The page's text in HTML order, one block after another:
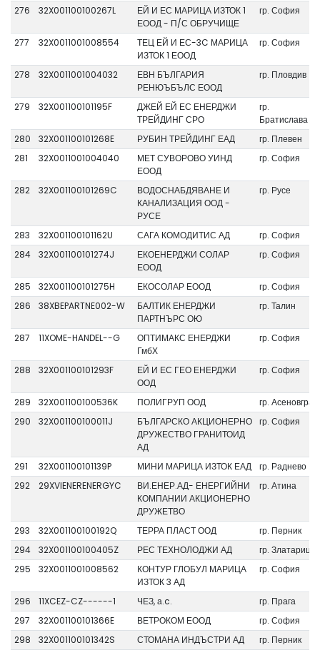
276 32X001100100267L
ЕЙ И ЕС МАРИЦА ИЗТОК 1
ЕООД - П/С ОБРУЧИЩЕ
гр. София
277 32X0011001008554
ТЕЦ ЕЙ И ЕС-3C МАРИЦА
ИЗТОК 1 ЕООД
гр. София
278 32X0011001004032
ЕВН БЪЛГАРИЯ
РЕНЮЪБЪЛС ЕООД
гр. Пловдив
279 32X001100101195F
ДЖЕЙ ЕЙ ЕС ЕНЕРДЖИ
ТРЕЙДИНГ СРО
гр.
Братислава
280
32X001100101268E РУБИН ТРЕЙДИНГ ЕАД
гр. Плевен
281
32X0011001004040
МЕТ СУВОРОВО УИНД
ЕООД
гр. София
282 32X001100101269C
ВОДОСНАБДЯВАНЕ И
КАНАЛИЗАЦИЯ ООД -
РУСЕ
гр. Русе
283 32X001100101162U САГА КОМОДИТИС АД
гр. София
284
32X001100101274J
ЕКОЕНЕРДЖИ СОЛАР
ЕООД
гр. София
285 32X001100101275H ЕКОСОЛАР ЕООД
гр. София
286
38XBEPARTNE002-W
БАЛТИК ЕНЕРДЖИ
ПАРТНЪРС ОЮ
гр. Талин
287 11XOME-HANDEL--G
ОПТИМАКС ЕНЕРДЖИ
ГмбХ
гр. София
288 32X001100101293F
ЕЙ И ЕС ГЕО ЕНЕРДЖИ
ООД
гр. София
289 32X001100100536K ПОЛИГРУП ООД
гр. Асеновград
290
32X001100100011J
БЪЛГАРСКО АКЦИОНЕРНО
ДРУЖЕСТВО ГРАНИТОИД
АД
гр. София
291 32X001100101139P МИНИ МАРИЦА ИЗТОК ЕАД
гр. Раднево
292
29XVIENERENERGYC
ВИ.ЕНЕР.АД- ЕНЕРГИЙНИ
КОМПАНИИ АКЦИОНЕРНО
ДРУЖЕТВО
гр. Атина
293 32X001100100192Q ТЕРРА ПЛАСТ ООД
гр. Перник
294
32X001100100405Z РЕС ТЕХНОЛОДЖИ АД
гр. Златарица
295
32X0011001008562
КОНТУР ГЛОБУЛ МАРИЦА
ИЗТОК 3 АД
гр. София
296 11XCEZ-CZ------1 ЧЕЗ, а.c.
гр. Прага
297
32X001100101366E ВЕТРОКОМ ЕООД
гр. София
298
32X001100101342S СТОМАНА ИНДЪСТРИ АД
гр. Перник